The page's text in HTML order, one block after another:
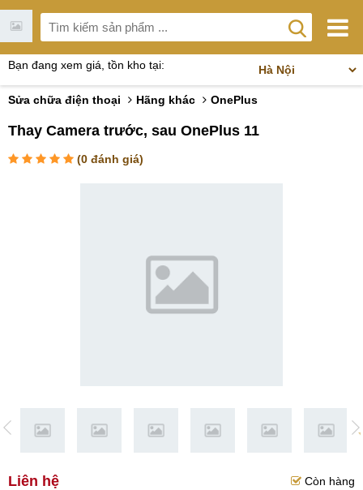
Bạn đang xem giá, tồn kho tại:
Sửa chữa điện thoại Hãng khác OnePlus
Thay Camera trước, sau OnePlus 11
(0 đánh giá)
Liên hệ Còn hàng